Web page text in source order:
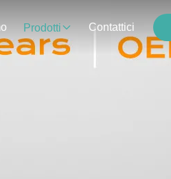
Prodotti Contattici